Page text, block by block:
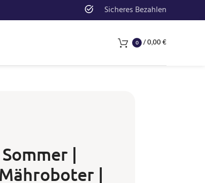
Sicheres Bezahlen
0 /0,00€
|
|